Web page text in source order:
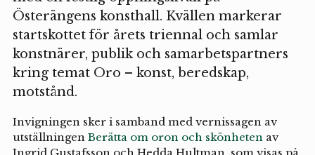
Österängens konsthall. Kvällen markerar
startskottet för årets triennal och samlar
konstnärer, publik och samarbetspartners
kring temat Oro – konst, beredskap,
motstånd.
Invigningen sker i samband med vernissagen av
utställningen Berätta om oron och skönhetenav